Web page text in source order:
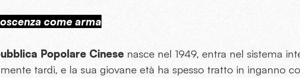
come arma
Popolare Cinese nasce nel 1949, entra nel sistema
tardi, e la sua giovane età ha spesso tratto in inganno